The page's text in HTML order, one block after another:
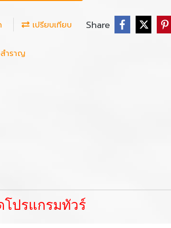
เปรียบเทียบ Share
สำราญ
ปรแกรมทัวร์